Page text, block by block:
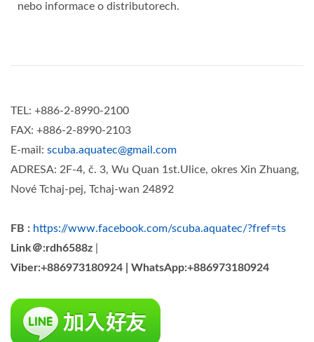
nebo informace o distributorech.
TEL: +886-2-8990-2100
FAX: +886-2-8990-2103
E-mail: scuba.aquatec@gmail.com
ADRESA: 2F-4, č. 3, Wu Quan 1st.Ulice, okres Xin Zhuang,
Nové Tchaj-pej, Tchaj-wan 24892
FB : https://www.facebook.com/scuba.aquatec/?fref=ts
Link＠:rdh6588z
Viber:+886973180924 | WhatsApp:+886973180924